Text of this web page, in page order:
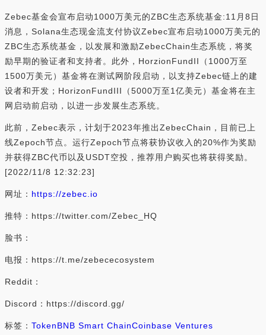
Zebec基金会宣布启动1000万美元的ZBC生态系统基金:11月8日
消息，Solana生态现金流支付协议Zebec宣布启动1000万美元的
ZBC生态系统基金，以发展和激励ZebecChain生态系统，将奖
励早期的验证者和支持者。此外，HorzionFundII（1000万至
1500万美元）基金将在测试网阶段启动，以支持Zebec链上的建
设者和开发；HorizonFundIII（5000万至1亿美元）基金将在主
网启动前启动，以进一步发展生态系统。
此前，Zebec表示，计划于2023年推出ZebecChain，目前已上
线Zepoch节点。运行Zepoch节点将获协议收入的20%作为奖励
并获得ZBC代币以及USDT空投，推荐用户购买也将获得奖励。
[2022/11/8 12:32:23]
网址： https://zebec.io
推特：https://twitter.com/Zebec_HQ
脸书：
电报：https://t.me/zebececosystem
Reddit：
Discord：https://discord.gg/
标签： TokenBNB Smart ChainCoinbase Ventures